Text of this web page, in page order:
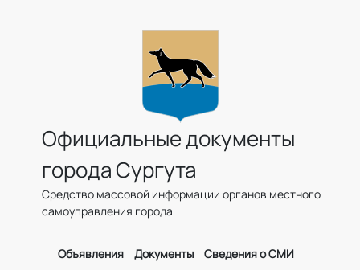
Официальные документы
города Сургута
Средство массовой информации органов местного
самоуправления города
Объявления Документы Сведения о СМИ